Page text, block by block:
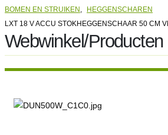
BOMEN EN STRUIKEN ,
HEGGENSCHAREN
LXT 18 V ACCU STOKHEGGENSCHAAR 50 CM
Webwinkel/